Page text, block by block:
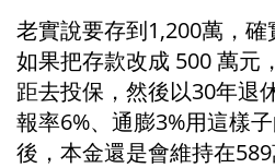
老實說要存到1,200萬，
如果把存款改成 500 萬元
距去投保，然後以30年退
報率6%、通膨3%用這樣
後，本金還是會維持在589